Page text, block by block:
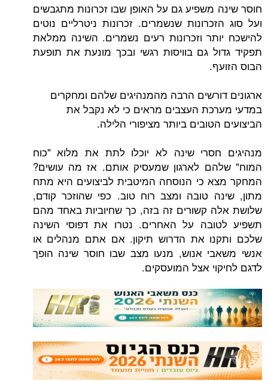
משפיע גם על האופן שבו זכרונות מתגבשים
שנשמרים. זכרונות ניטרליים נוטים
וזכרונות רעים נשמרים. השינה ממלאת
גם בוויסות רגשי ובכך מונעת את תופעת
הרבה מהמנהיגים שלהם ומחקרים
העצבים מראים כי לא נקבל את
ביותר מציפורי הלילה.
שינה לא יוכלו לתת את מלוא "כוח
לארגון שמעסיק אותם. אז מה עושים?
כי הנוסחה המיטבית לביצועים היא מתח
טובה ומצב רוח טוב. כפי שהוזכר קודם,
קשורים זה בזה, כך שחיוביות באחד מהם
על האחרים. נטרו את דפוסי השינה
את הדרוש תיקון. אם אתם מנהלים או
אנוש, מנעו מצב שבו חוסר שינה הופך
אצל המועסקים.